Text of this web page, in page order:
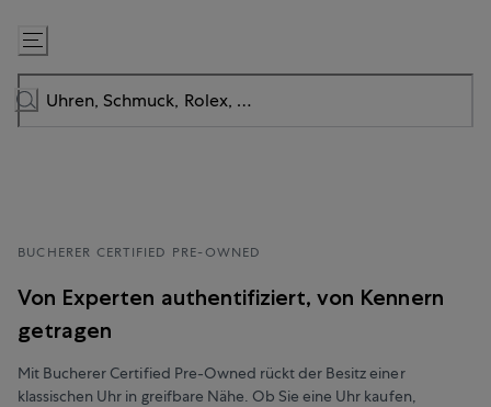
Zum
Inhalt
springen
BUCHERER CERTIFIED PRE-OWNED
Von Experten authentifiziert, von Kennern
getragen
Mit Bucherer Certified Pre-Owned rückt der Besitz einer
klassischen Uhr in greifbare Nähe. Ob Sie eine Uhr kaufen,